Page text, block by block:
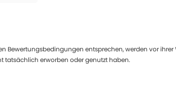
Bewertungsbedingungen entsprechen, werden vor
tatsächlich erworben oder genutzt haben.